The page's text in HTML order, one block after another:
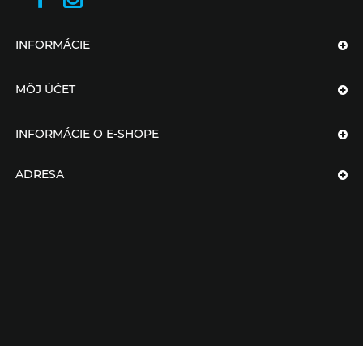
INFORMÁCIE
MÔJ ÚČET
INFORMÁCIE O E-SHOPE
ADRESA